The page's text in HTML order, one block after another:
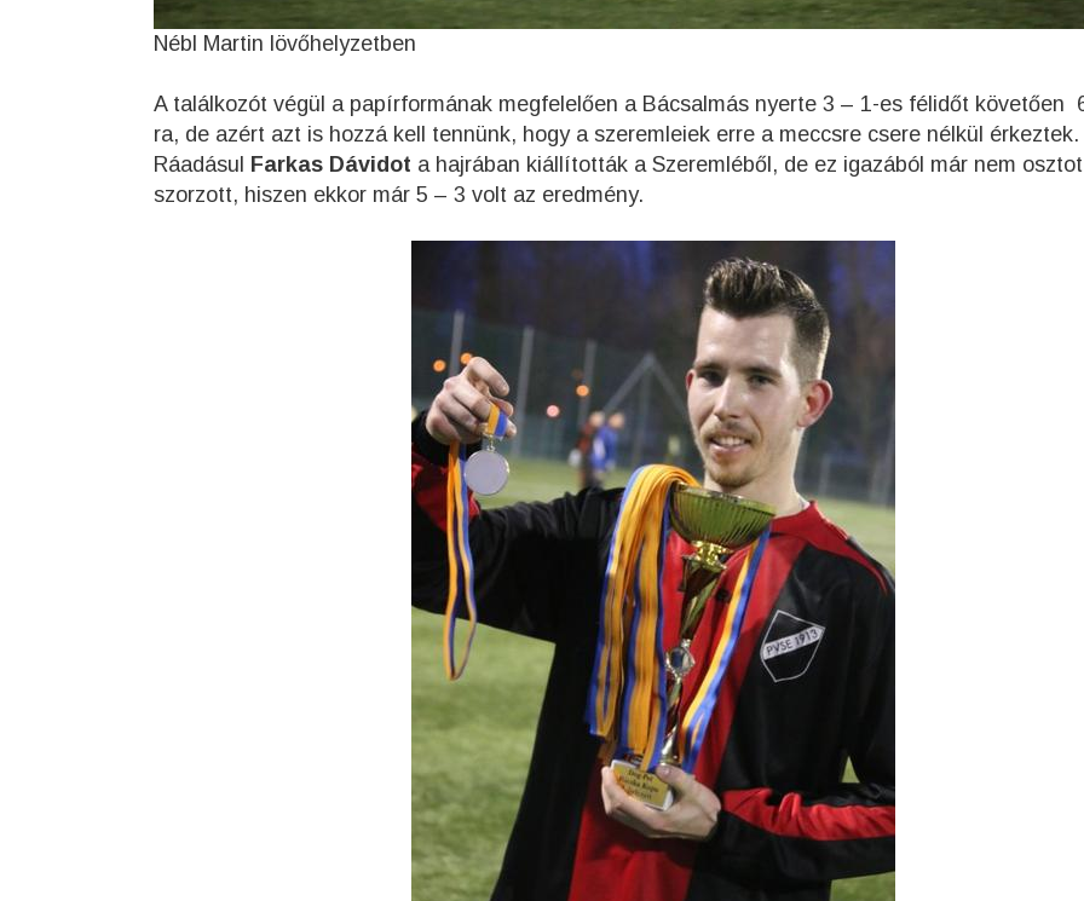
Nébl Martin lövőhelyzetben
A találkozót végül a papírformának megfelelően a Bácsalmás nyerte 3 – 1-es félidőt követően
ra, de azért azt is hozzá kell tennünk, hogy a szeremleiek erre a meccsre csere nélkül érkeztek.
Ráadásul
Farkas Dávidot a hajrában kiállították a Szeremléből, de ez igazából már nem
szorzott, hiszen ekkor már 5 – 3 volt az eredmény.